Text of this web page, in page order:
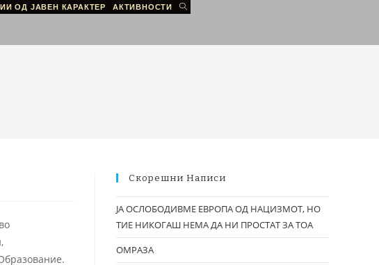
ОД ЈАВЕН КАРАКТЕР АКТИВНОСТИ
Скорешни Написи
ЈА ОСЛОБОДИВМЕ ЕВРОПА ОД НАЦИЗМОТ, НО
ТИЕ НИКОГАШ НЕМА ДА НИ ПРОСТАТ ЗА ТОА
ОМРАЗА